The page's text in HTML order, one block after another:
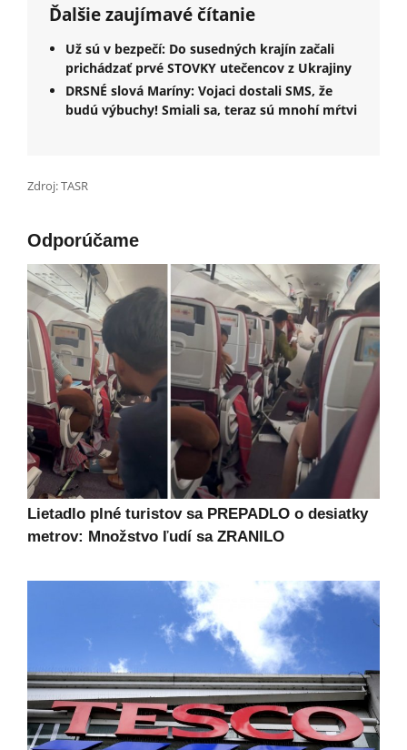
Ďalšie zaujímavé čítanie
Už sú v bezpečí: Do susedných krajín začali
prichádzať prvé STOVKY utečencov z Ukrajiny
DRSNÉ slová Maríny: Vojaci dostali SMS, že
budú výbuchy! Smiali sa, teraz sú mnohí mŕtvi
Zdroj: TASR
Odporúčame
Lietadlo plné turistov sa PREPADLO o desiatky
metrov: Množstvo ľudí sa ZRANILO